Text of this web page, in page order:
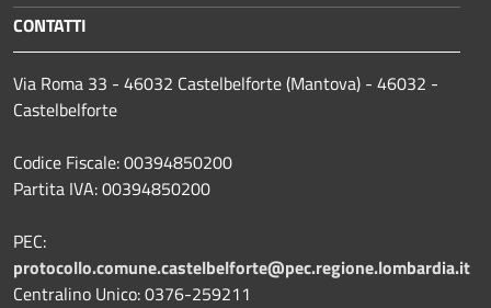
CONTATTI
Via Roma 33 - 46032 Castelbelforte (Mantova) - 46032 -
Castelbelforte
Codice Fiscale: 00394850200
Partita IVA: 00394850200
PEC:
protocollo.comune.castelbelforte@pec.regione.lombardia.it
Centralino Unico: 0376-259211